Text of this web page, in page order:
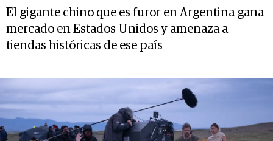
El gigante chino que es furor en Argentina gana
mercado en Estados Unidos y amenaza a
tiendas históricas de ese país